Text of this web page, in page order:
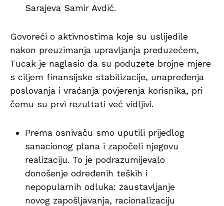
Sarajeva Samir Avdić.
Govoreći o aktivnostima koje su uslijedile
nakon preuzimanja upravljanja preduzećem,
Tucak je naglasio da su poduzete brojne mjere
s ciljem finansijske stabilizacije, unapređenja
poslovanja i vraćanja povjerenja korisnika, pri
čemu su prvi rezultati već vidljivi.
Prema osnivaču smo uputili prijedlog
sanacionog plana i započeli njegovu
realizaciju. To je podrazumijevalo
donošenje određenih teških i
nepopularnih odluka: zaustavljanje
novog zapošljavanja, racionalizaciju